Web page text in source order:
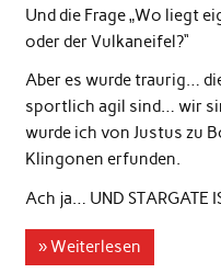
Und die Frage „Wo liegt
oder der Vulkaneifel?“
Aber es wurde traurig…
sportlich agil sind… wir
wurde ich von Justus zu
Klingonen erfunden.
Ach ja… UND STARGATE
» Weiterlesen